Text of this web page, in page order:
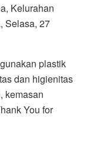
Kelurahan
Selasa, 27
plastik
dan higienitas
kemasan
You for